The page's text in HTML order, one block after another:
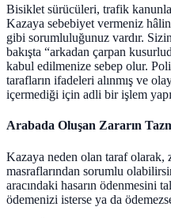
Bisiklet sürücüleri, trafik
Kazaya sebebiyet vermeniz
gibi sorumluluğunuz vardır.
bakışta “arkadan çarpan
kabul edilmenize sebep olur.
tarafların ifadeleri alınmış ve
içermediği için adli bir işlem
Arabada Oluşan Zararın
Kazaya neden olan taraf olarak,
masraflarından sorumlu
aracındaki hasarın ödenmesini
ödemenizi isterse ya da